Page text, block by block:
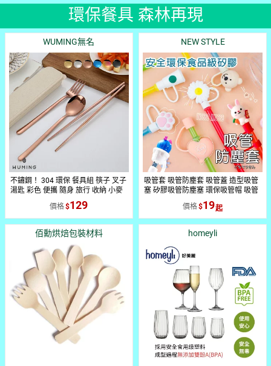
環保餐具 森林再現
WUMING無名
不鏽鋼！ 304 環保 餐具組 筷子 叉子
湯匙 彩色 便攜 隨身 旅行 收納 小麥
盒裝 組合 『無名』 環保開學趣
價格 129
NEW STYLE
吸管套 吸管防塵套 吸管蓋 造型吸管
塞 矽膠吸管防塵塞 環保吸管帽 吸管
防塵蓋 適用不鏽鋼玻璃塑膠吸管
價格 19
佰勳烘焙包裝材料 homeyli